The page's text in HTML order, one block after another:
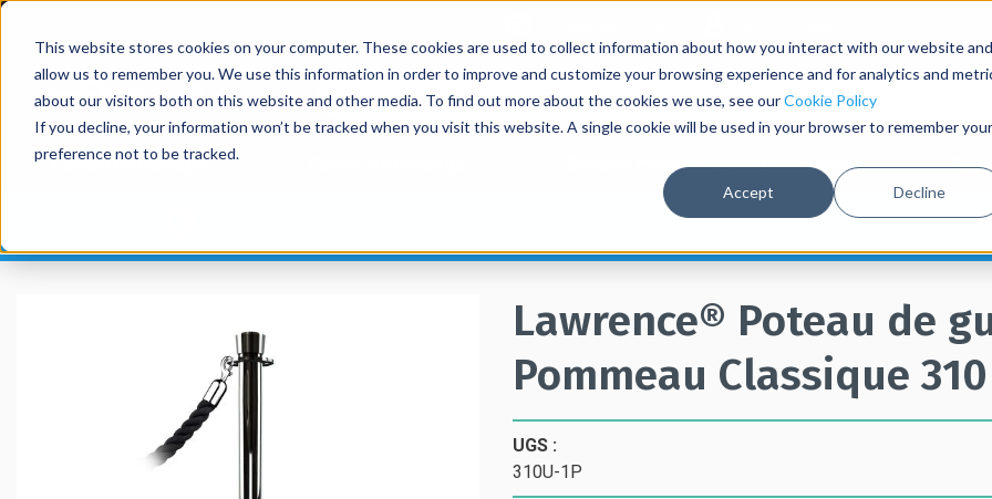
This website stores cookies on your computer. These cookies are used to collect information about how you interact with our website and
allow us to remember you. We use this information in order to improve and customize your browsing experience and for analytics and
about our visitors both on this website and other media. To find out more about the cookies we use, see ourCookie Policy
If you decline, your information won’t be tracked when you visit this website. A single cookie will be used in your browser to remember your
preference not to be tracked.
Accept Decline
Poteau de Guidage Support mural à sangle rétractable
Lawrence® Poteau de
Pommeau Classique 310
UGS :
310U-1P